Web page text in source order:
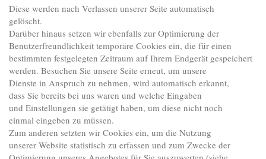
Diese werden nach Verlassen unserer Seite automatisch
gelöscht.
Darüber hinaus setzen wir ebenfalls zur Optimierung der
Benutzerfreundlichkeit temporäre Cookies ein, die für einen
bestimmten festgelegten Zeitraum auf Ihrem Endgerät gespeichert
werden. Besuchen Sie unsere Seite erneut, um unsere
Dienste in Anspruch zu nehmen, wird automatisch erkannt,
dass Sie bereits bei uns waren und welche Eingaben
und Einstellungen sie getätigt haben, um diese nicht noch
einmal eingeben zu müssen.
Zum anderen setzten wir Cookies ein, um die Nutzung
unserer Website statistisch zu erfassen und zum Zwecke der